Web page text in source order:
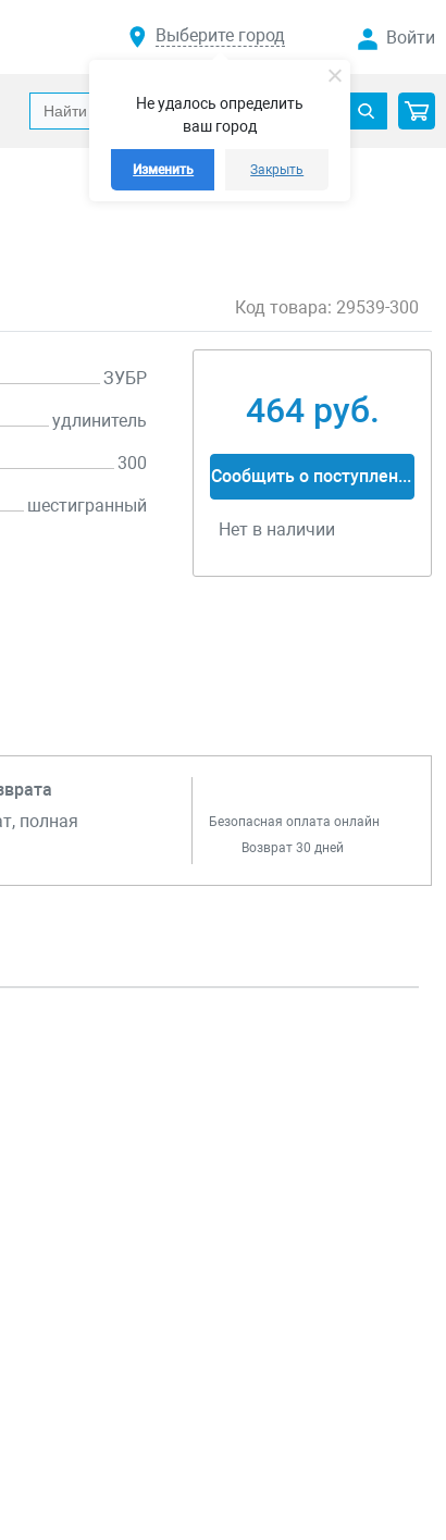
Не удалось определить
ваш город
Изменить Закрыть
Выберите город Войти
Код товара: 29539-300
ЗУБР
удлинитель
300
шестигранный
464 руб.
Сообщить о поступлении
Нет в наличии
полная
Безопасная оплата онлайн
Возврат 30 дней